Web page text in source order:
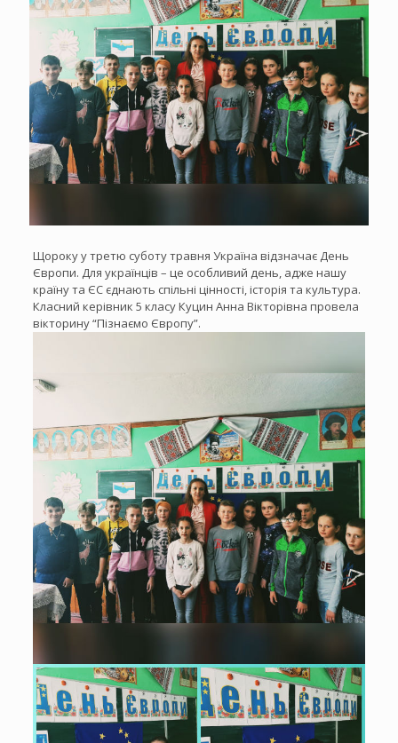
Щороку у третю суботу травня Україна відзначає День
Європи. Для українців – це особливий день, адже нашу
країну та ЄС єднають спільні цінності, історія та культура.
Класний керівник 5 класу Куцин Анна Вікторівна провела
вікторину “Пізнаємо Європу”.